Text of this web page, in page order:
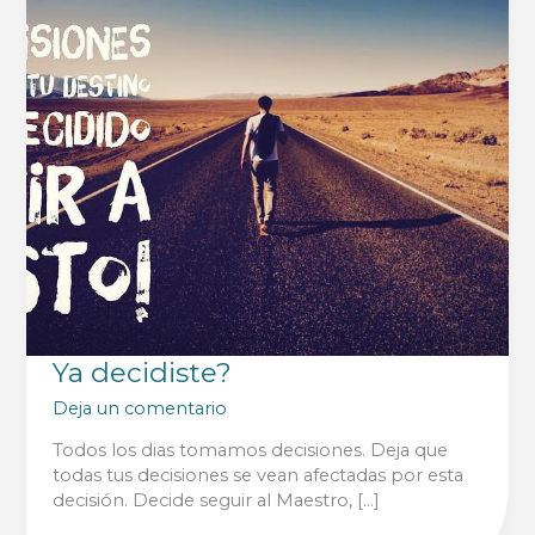
Ya decidiste?
Deja un comentario
Todos los dias tomamos decisiones. Deja que
todas tus decisiones se vean afectadas por esta
decisión. Decide seguir al Maestro, […]